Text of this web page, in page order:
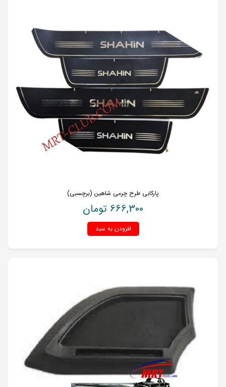
پارکابی طرح چرمی شاهین (برچسبی)
666,300 تومان
افزودن به سبد